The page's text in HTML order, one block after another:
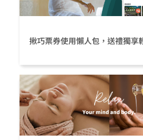
揪巧票券使用懶人包，送禮獨享